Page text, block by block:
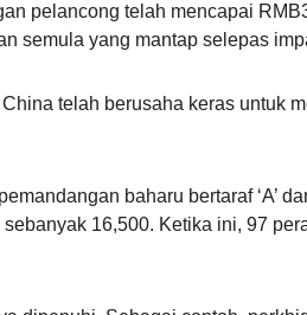
pelancong telah mencapai
semula yang mantap selepas
telah berusaha keras untuk
baharu bertaraf ‘A’
16,500. Ketika ini, 97